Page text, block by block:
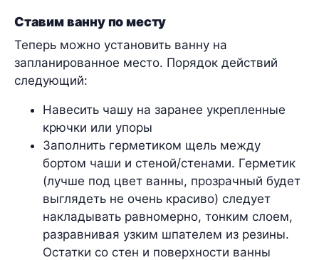
Ставим ванну по месту
Теперь можно установить ванну на
запланированное место. Порядок действий
следующий:
Навесить чашу на заранее укрепленные
крючки или упоры
Заполнить герметиком щель между
бортом чаши и стеной/стенами. Герметик
(лучше под цвет ванны, прозрачный будет
выглядеть не очень красиво) следует
накладывать равномерно, тонким слоем,
разравнивая узким шпателем из резины.
Остатки со стен и поверхности ванны